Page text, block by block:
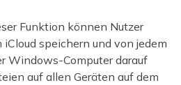
Funktion können Nutzer
speichern und von jedem
Windows-Computer darauf
auf allen Geräten auf dem